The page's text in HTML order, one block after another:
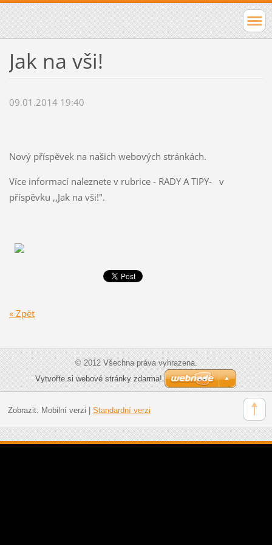
Jak na vši!
09.01.2014 19:40
Nový příspěvek na našich webových stránkách.
Více informací naleznete v rubrice - RADY A TIPY- v
příspěvku ,,Jak na vši!".
« Zpět
© 2012 Všechna práva vyhrazena.
Vytvořte si webové stránky zdarma!
Zobrazit: Mobilní verzi Standardní verzi